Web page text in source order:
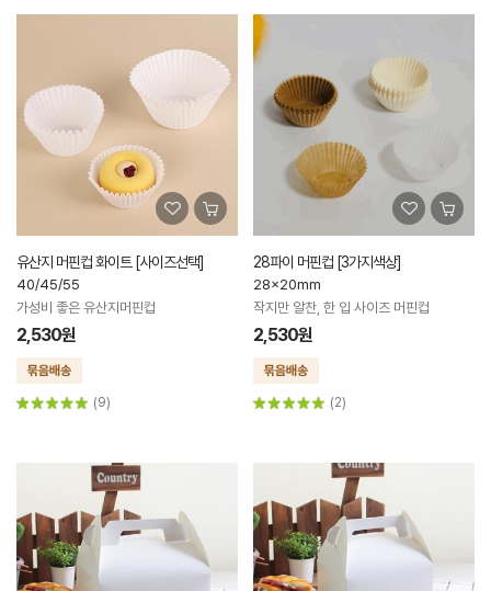
유산지 머핀컵 화이트 [사이즈선택]
40/45/55
가성비 좋은 유산지머핀컵
2,530원
(9)
28파이 머핀컵 [3가지색상]
28x20mm
작지만 알찬, 한 입 사이즈 머핀컵
2,530원
(2)